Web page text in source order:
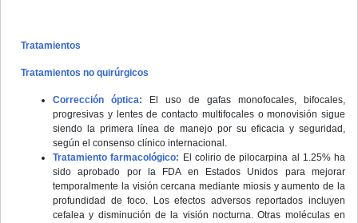
Tratamientos
Tratamientos no quirúrgicos
Corrección óptica: El uso de gafas monofocales, bifocales,
progresivas y lentes de contacto multifocales o monovisión sigue
siendo la primera línea de manejo por su eficacia y seguridad,
según el consenso clínico internacional.
Tratamiento farmacológico: El colirio de pilocarpina al 1.25% ha
sido aprobado por la FDA en Estados Unidos para mejorar
temporalmente la visión cercana mediante miosis y aumento de la
profundidad de foco. Los efectos adversos reportados incluyen
cefalea y disminución de la visión nocturna. Otras moléculas en